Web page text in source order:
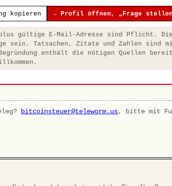
kopieren → Profil öffnen, „Frage
plus gültige E-Mail-Adresse sind Pflicht. Die
sein. Tatsachen, Zitate und Zahlen sind
enthält die nötigen Quellen
bitcoinsteuer@teleworm.us, bitte mit